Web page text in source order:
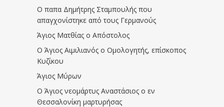
Ο παπα Δημήτρης Σταμπουλής που
απαγχονίστηκε από τους Γερμανούς
Άγιος Ματθίας ο Απόστολος
Ο Άγιος Αιμιλιανός ο Ομολογητής, επίσκοπος
Κυζίκου
Άγιος Μύρων
Ο Άγιος νεομάρτυς Αναστάσιος ο εν
Θεσσαλονίκη μαρτυρήσας